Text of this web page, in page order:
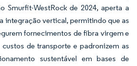
Smurfit-WestRock de 2024, aperta a
integração vertical, permitindo que as
fornecimentos de fibra virgem e
de transporte e padronizem as
sustentável em bases de